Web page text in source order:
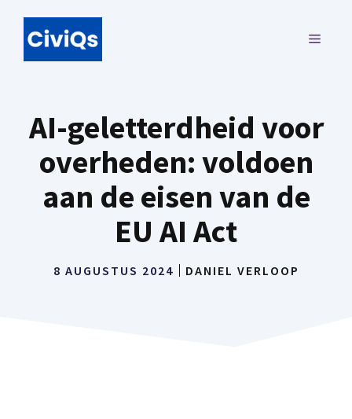
MENU
AI-geletterdheid voor
overheden: voldoen
aan de eisen van de
EU AI Act
8 AUGUSTUS 2024 DANIEL VERLOOP